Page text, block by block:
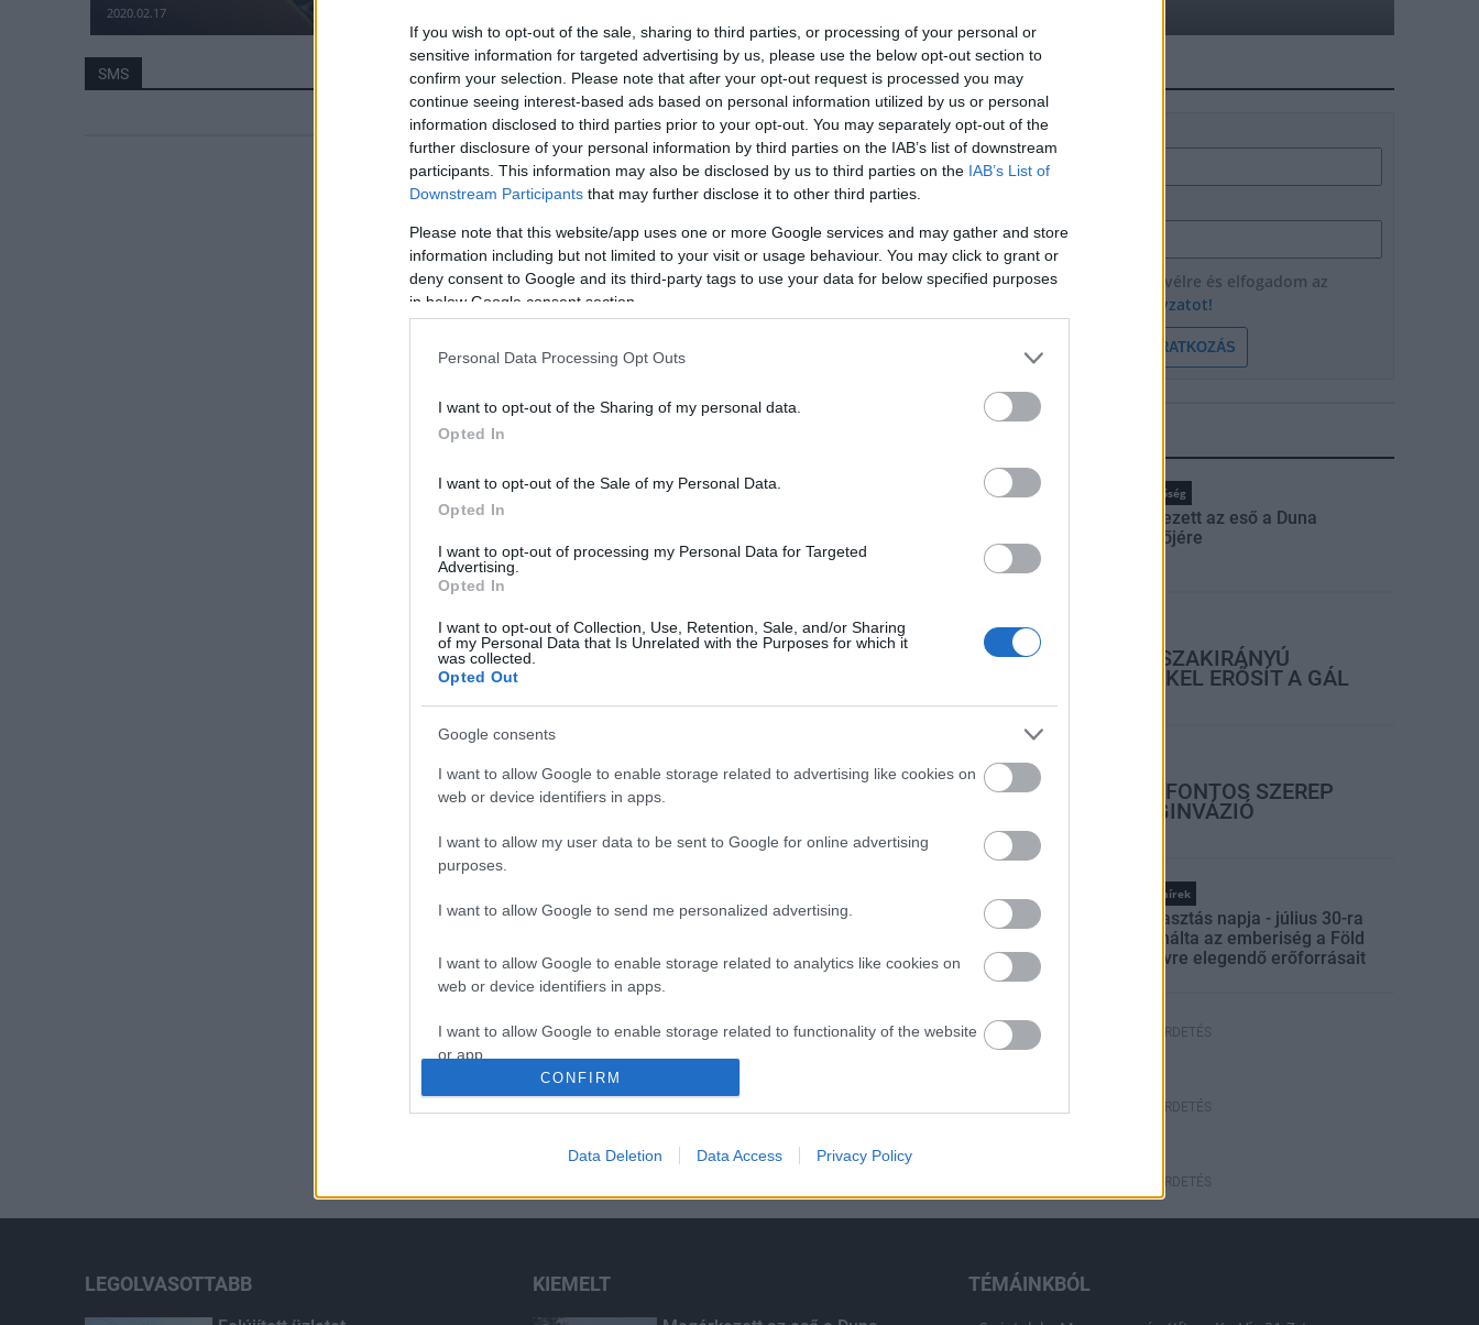
If you wish to opt-out of the sale, sharing to third parties, or processing of your personal or
sensitive information for targeted advertising by us, please use the below opt-out section to
confirm your selection. Please note that after your opt-out request is processed you may
continue seeing interest-based ads based on personal information utilized by us or personal
information disclosed to third parties prior to your opt-out. You may separately opt-out of the
further disclosure of your personal information by third parties on the IAB’s list of downstream
participants. This information may also be disclosed by us to third parties on the IAB’s List of
Downstream Participants that may further disclose it to other third parties.
Please note that this website/app uses one or more Google services and may gather and store
information including but not limited to your visit or usage behaviour. You may click to grant or
deny consent to Google and its third-party tags to use your data for below specified purposes
in below Google consent section.
Personal Data Processing Opt Outs
I want to opt-out of the Sharing of my personal data.
Opted In
I want to opt-out of the Sale of my Personal Data.
Opted In
I want to opt-out of processing my Personal Data for Targeted
Advertising.
Opted In
I want to opt-out of Collection, Use, Retention, Sale, and/or Sharing
of my Personal Data that Is Unrelated with the Purposes for which it
was collected.
Opted Out
Google consents
I want to allow Google to enable storage related to advertising like cookies on
web or device identifiers in apps.
I want to allow my user data to be sent to Google for online advertising
purposes.
I want to allow Google to send me personalized advertising.
I want to allow Google to enable storage related to analytics like cookies on
web or device identifiers in apps.
I want to allow Google to enable storage related to functionality of the website
or app.
I want to allow Google to enable storage related to personalization.
I want to allow Google to enable storage related to security, including
CONFIRM
Data Deletion Data Access Privacy Policy
2020.02.17
SMS HÍRLEVÉL
Név
Feliratkozom a hírlevélre és elfogadom az
adatvédelmi szabályzatot!
FELIRATKOZÁS
Országos hírek hőség
Megérkezett az eső a Duna
vízgyűjtőjére
Országos hírek
KECSKEMÉTEN IS SZAKIRÁNYÚ
TOVÁBBKÉPZÉSEKKEL ERŐSÍT A GÁL
Országos hírek
A LAKOSSÁGRA IS FONTOS SZEREP
HÁRUL A SZÚNYOGINVÁZIÓ
ELKERÜLÉSÉBEN
Országos hírek
Túlfogyasztás napja - július 30-ra
felhasználta az emberiség a Föld
egész évre elegendő erőforrásait
HIRDETÉS
HIRDETÉS
HIRDETÉS
LEGOLVASOTTABB KIEMELT TÉMÁINKBÓL